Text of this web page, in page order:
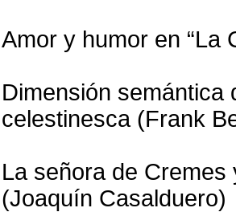
Amor y humor en “La
Dimensión semántica
celestinesca (Frank
La señora de
(Joaquín Casalduero)